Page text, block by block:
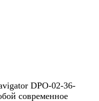
DPO-02-36-
современное